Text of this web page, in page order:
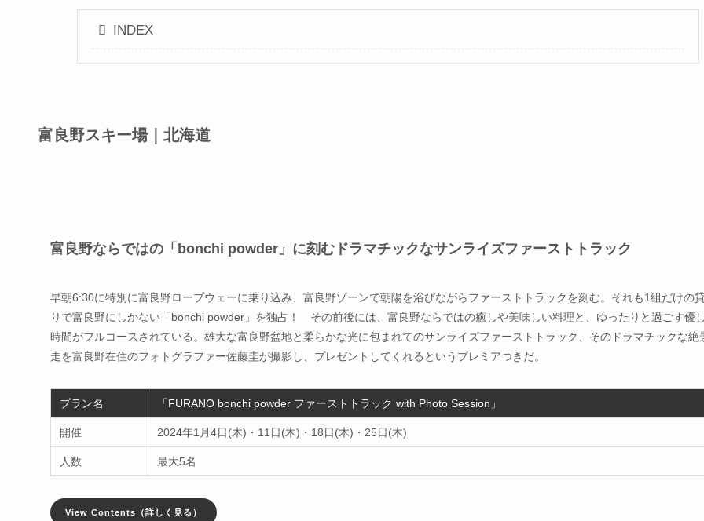
INDEX
富良野スキー場｜北海道
富良野ならではの「bonchi powder」に刻むドラマチックなサンライズファーストトラック
早朝6:30に特別に富良野ロープウェーに乗り込み、富良野ゾーンで朝陽を浴びながらファーストトラックを刻む。それも1組だけの
りで富良野にしかない「bonchi powder」を独占！ その前後には、富良野ならではの癒しや美味しい料理と、ゆったりと過ごす優
時間がフルコースされている。雄大な富良野盆地と柔らかな光に包まれてのサンライズファーストトラック、そのドラマチックな絶
走を富良野在住のフォトグラファー佐藤圭が撮影し、プレゼントしてくれるというプレミアつきだ。
プラン名 「FURANO bonchi powder ファーストトラック with Photo Session」
開催 2024年1月4日(木)・11日(木)・18日(木)・25日(木)
人数 最大5名
View Contents（詳しく見る）